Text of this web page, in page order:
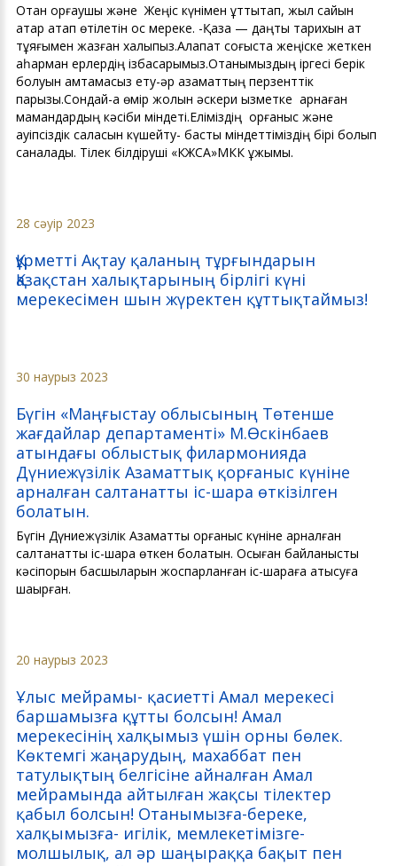
Отан қорғаушы және Жеңіс күнімен құттықтап, жыл сайын
қатар атап өтілетін қос мереке. -Қазақ — даңқты тарихын ат
тұяғымен жазған халықпыз.Алапат соғыста жеңіске жеткен
қаһарман ерлердің ізбасарымыз.Отанымыздың іргесі берік
болуын қамтамасыз ету-әр азаматтың перзенттік
парызы.Сондай-ақ өмір жолын әскери қызметке арнаған
мамандардың кәсіби міндеті.Еліміздің қорғаныс және
қауіпсіздік саласын күшейту- басты міндеттіміздің бірі болып
саналады. Тілек білдіруші «КЖСА»МКК ұжымы.
28 сәуір 2023
Құрметті Ақтау қаланың тұрғындарын
Қазақстан халықтарының бірлігі күні
мерекесімен шын жүректен құттықтаймыз!
30 наурыз 2023
Бүгін «Маңғыстау облысының Төтенше
жағдайлар департаменті» М.Өскінбаев
атындағы облыстық филармонияда
Дүниежүзілік Азаматтық қорғаныс күніне
арналған салтанатты іс-шара өткізілген
болатын.
Бүгін Дүниежүзілік Азаматтық қорғаныс күніне арналған
салтанатты іс-шара өткен болатын. Осыған байланысты
кәсіпорын басшыларын жоспарланған іс-шараға қатысуға
шақырған.
20 наурыз 2023
Ұлыс мейрамы- қасиетті Амал мерекесі
баршамызға құтты болсын! Амал
мерекесінің халқымыз үшін орны бөлек.
Көктемгі жаңарудың, махаббат пен
татулықтың белгісіне айналған Амал
мейрамында айтылған жақсы тілектер
қабыл болсын! Отанымызға-береке,
халқымызға- игілік, мемлекетімізге-
молшылық, ал әр шаңыраққа бақыт пен